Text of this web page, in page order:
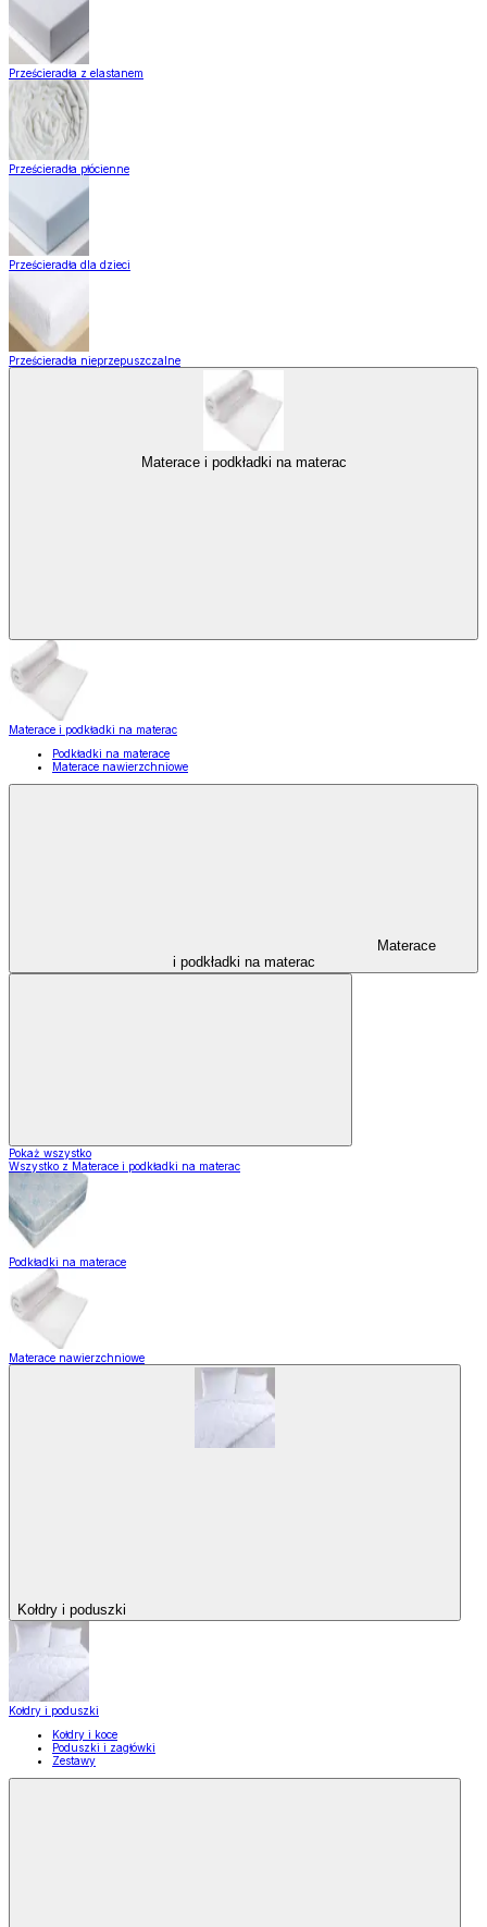
Prześcieradła z elastanem
Prześcieradła płócienne
Prześcieradła dla dzieci
Prześcieradła nieprzepuszczalne
Materace i podkładki na materac
Materace i podkładki na materac
Podkładki na materace
Materace nawierzchniowe
Materace
i podkładki na materac
Pokaż wszystko
Wszystko z Materace i podkładki na materac
Podkładki na materace
Materace nawierzchniowe
Kołdry i poduszki
Kołdry i poduszki
Kołdry i koce
Poduszki i zagłówki
Zestawy